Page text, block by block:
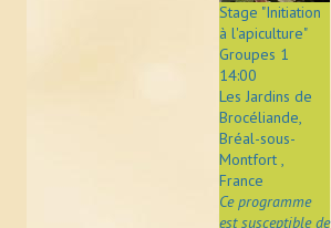
Stage "Initiation
à l'apiculture"
Groupes 1
14:00
Les Jardins de
Brocéliande,
Bréal-sous-
Montfort ,
France
Ce programme
est susceptible de